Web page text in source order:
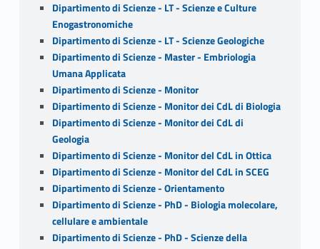
Dipartimento di Scienze - LT - Scienze e Culture
Enogastronomiche
Dipartimento di Scienze - LT - Scienze Geologiche
Dipartimento di Scienze - Master - Embriologia
Umana Applicata
Dipartimento di Scienze - Monitor
Dipartimento di Scienze - Monitor dei CdL di Biologia
Dipartimento di Scienze - Monitor dei CdL di
Geologia
Dipartimento di Scienze - Monitor del CdL in Ottica
Dipartimento di Scienze - Monitor del CdL in SCEG
Dipartimento di Scienze - Orientamento
Dipartimento di Scienze - PhD - Biologia molecolare,
cellulare e ambientale
Dipartimento di Scienze - PhD - Scienze della